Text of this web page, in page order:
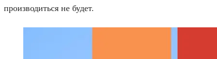
производиться не будет.